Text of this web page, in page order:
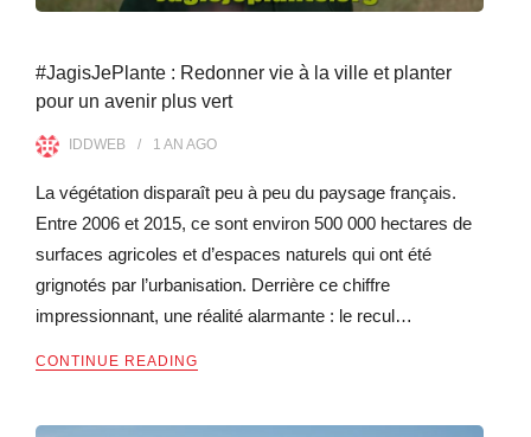
#JagisJePlante : Redonner vie à la ville et planter
pour un avenir plus vert
IDDWEB 1 AN AGO
La végétation disparaît peu à peu du paysage français.
Entre 2006 et 2015, ce sont environ 500 000 hectares de
surfaces agricoles et d’espaces naturels qui ont été
grignotés par l’urbanisation. Derrière ce chiffre
impressionnant, une réalité alarmante : le recul…
CONTINUE READING